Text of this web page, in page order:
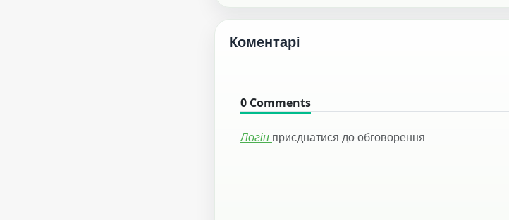
Коментарі
0 Comments
Логін приєднатися до обговорення